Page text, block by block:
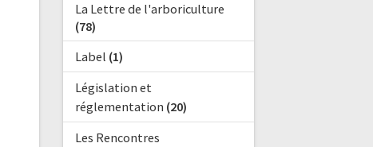
La Lettre de l'arboriculture
(78)
Label (1)
Législation et
réglementation (20)
Les Rencontres